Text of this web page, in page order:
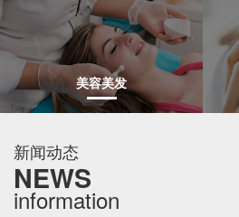
美容美发
新闻动态
NEWS
information